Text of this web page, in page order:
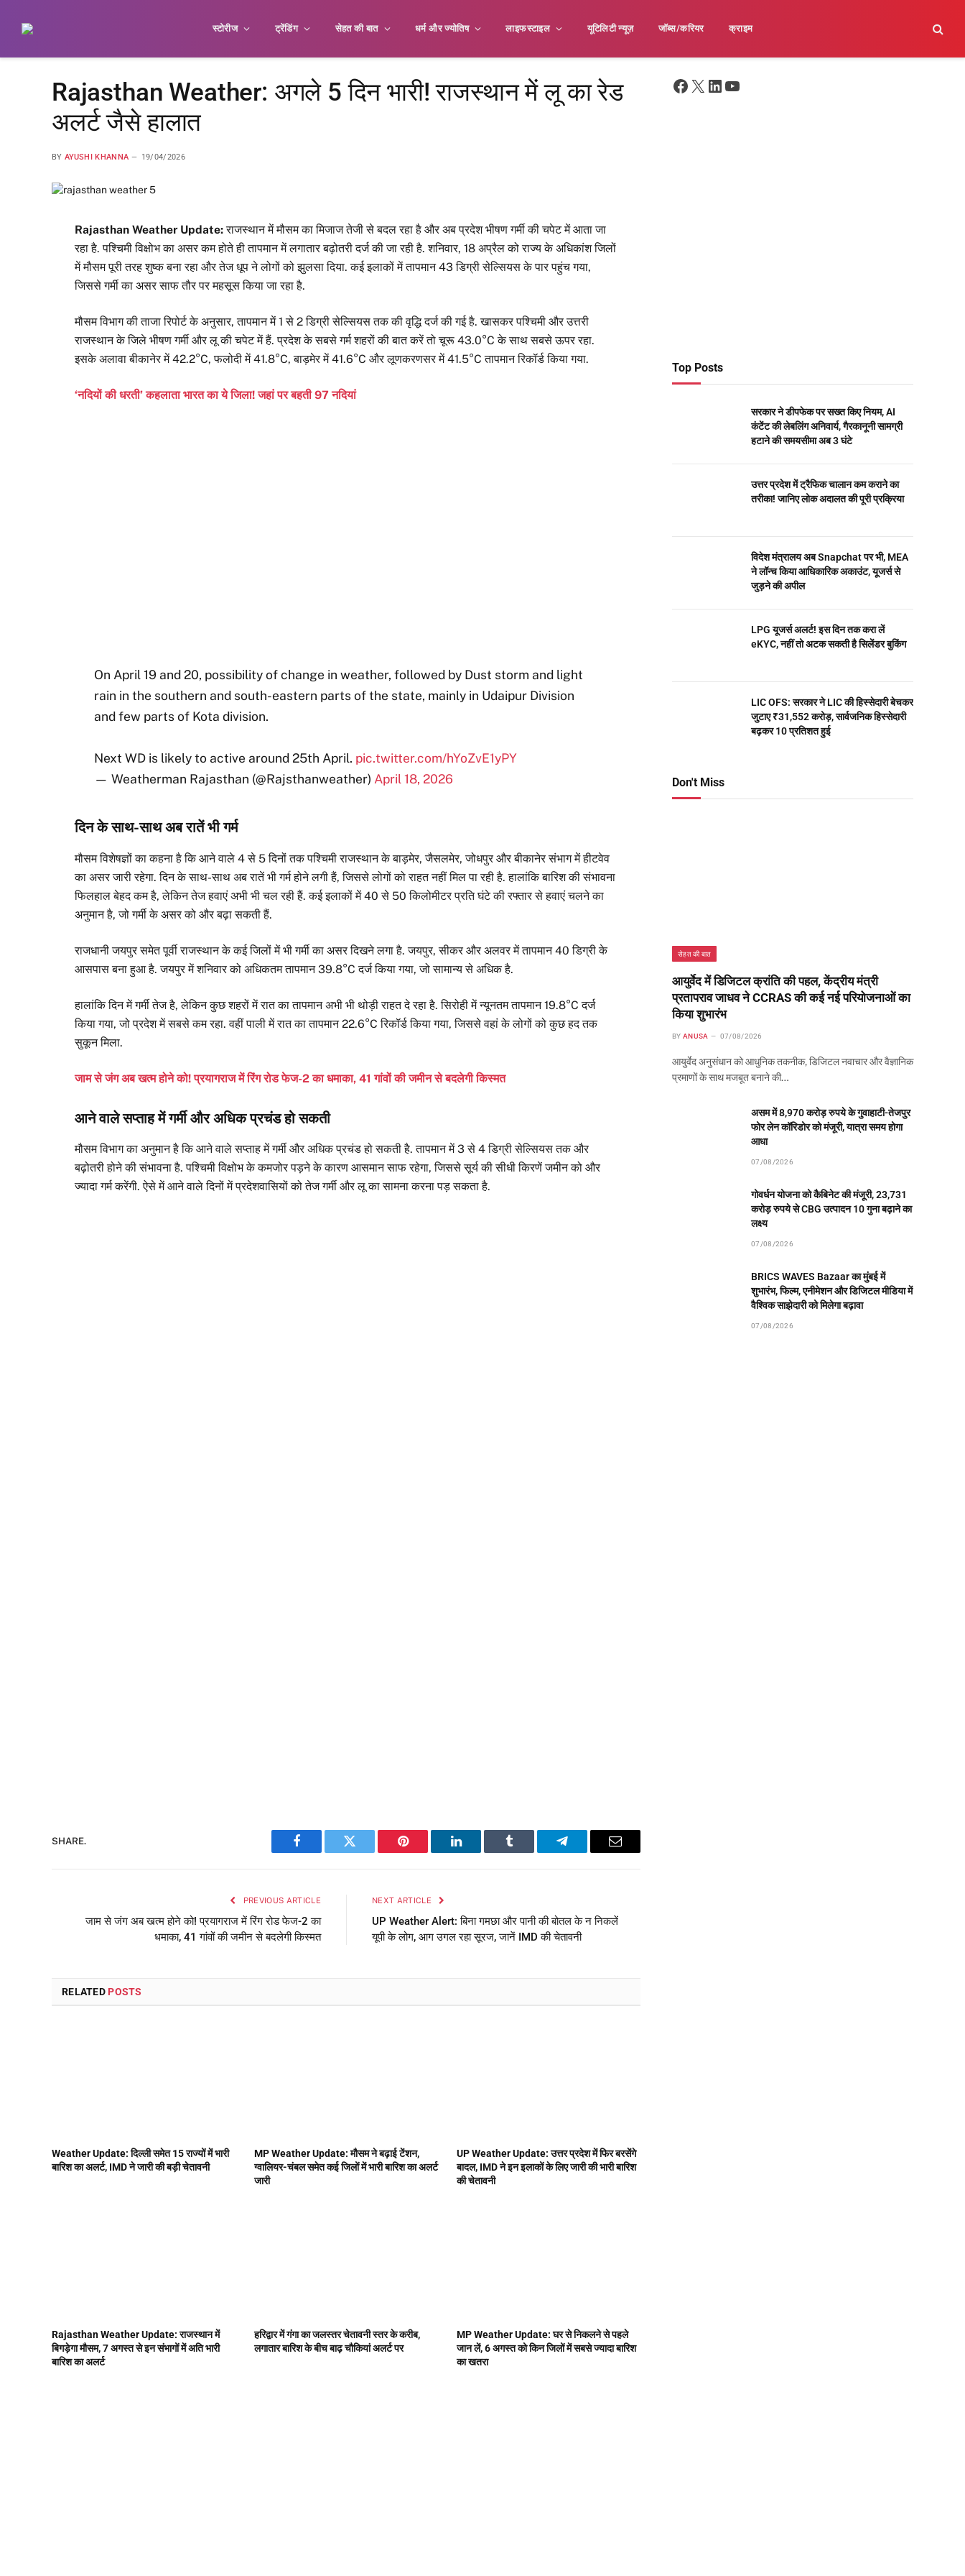
स्टोरीज ट्रेंडिंग सेहत की बात धर्म और ज्योतिष लाइफस्टाइल यूटिलिटी न्यूज़ जॉब्स/करियर क्राइम
Rajasthan Weather: अगले 5 दिन भारी! राजस्थान में लू का रेड
अलर्ट जैसे हालात
BY AYUSHI KHANNA 19/04/2026
Rajasthan Weather Update:राजस्थान में मौसम का मिजाज तेजी से बदल रहा है और अब प्रदेश भीषण गर्मी की चपेट में आता जा
रहा है. पश्चिमी विक्षोभ का असर कम होते ही तापमान में लगातार बढ़ोतरी दर्ज की जा रही है. शनिवार, 18 अप्रैल को राज्य के अधिकांश जिलों
में मौसम पूरी तरह शुष्क बना रहा और तेज धूप ने लोगों को झुलसा दिया. कई इलाकों में तापमान 43 डिग्री सेल्सियस के पार पहुंच गया,
जिससे गर्मी का असर साफ तौर पर महसूस किया जा रहा है.
मौसम विभाग की ताजा रिपोर्ट के अनुसार, तापमान में 1 से 2 डिग्री सेल्सियस तक की वृद्धि दर्ज की गई है. खासकर पश्चिमी और उत्तरी
राजस्थान के जिले भीषण गर्मी और लू की चपेट में हैं. प्रदेश के सबसे गर्म शहरों की बात करें तो चूरू 43.0°C के साथ सबसे ऊपर रहा.
इसके अलावा बीकानेर में 42.2°C, फलोदी में 41.8°C, बाड़मेर में 41.6°C और लूणकरणसर में 41.5°C तापमान रिकॉर्ड किया गया.
‘नदियों की धरती’ कहलाता भारत का ये जिला! जहां पर बहती 97 नदियां
On April 19 and 20, possibility of change in weather, followed by Dust storm and light
rain in the southern and south-eastern parts of the state, mainly in Udaipur Division
and few parts of Kota division.
Next WD is likely to active around 25th April. pic.twitter.com/hYoZvE1yPY
— Weatherman Rajasthan (@Rajsthanweather) April 18, 2026
दिन के साथ-साथ अब रातें भी गर्म
मौसम विशेषज्ञों का कहना है कि आने वाले 4 से 5 दिनों तक पश्चिमी राजस्थान के बाड़मेर, जैसलमेर, जोधपुर और बीकानेर संभाग में हीटवेव
का असर जारी रहेगा. दिन के साथ-साथ अब रातें भी गर्म होने लगी हैं, जिससे लोगों को राहत नहीं मिल पा रही है. हालांकि बारिश की संभावना
फिलहाल बेहद कम है, लेकिन तेज हवाएं अभी भी चल रही हैं. कई इलाकों में 40 से 50 किलोमीटर प्रति घंटे की रफ्तार से हवाएं चलने का
अनुमान है, जो गर्मी के असर को और बढ़ा सकती हैं.
राजधानी जयपुर समेत पूर्वी राजस्थान के कई जिलों में भी गर्मी का असर दिखने लगा है. जयपुर, सीकर और अलवर में तापमान 40 डिग्री के
आसपास बना हुआ है. जयपुर में शनिवार को अधिकतम तापमान 39.8°C दर्ज किया गया, जो सामान्य से अधिक है.
हालांकि दिन में गर्मी तेज है, लेकिन कुछ शहरों में रात का तापमान अभी भी थोड़ी राहत दे रहा है. सिरोही में न्यूनतम तापमान 19.8°C दर्ज
किया गया, जो प्रदेश में सबसे कम रहा. वहीं पाली में रात का तापमान 22.6°C रिकॉर्ड किया गया, जिससे वहां के लोगों को कुछ हद तक
सुकून मिला.
जाम से जंग अब खत्म होने को! प्रयागराज में रिंग रोड फेज-2 का धमाका, 41 गांवों की जमीन से बदलेगी किस्मत
आने वाले सप्ताह में गर्मी और अधिक प्रचंड हो सकती
मौसम विभाग का अनुमान है कि आने वाले सप्ताह में गर्मी और अधिक प्रचंड हो सकती है. तापमान में 3 से 4 डिग्री सेल्सियस तक और
बढ़ोतरी होने की संभावना है. पश्चिमी विक्षोभ के कमजोर पड़ने के कारण आसमान साफ रहेगा, जिससे सूर्य की सीधी किरणें जमीन को और
ज्यादा गर्म करेंगी. ऐसे में आने वाले दिनों में प्रदेशवासियों को तेज गर्मी और लू का सामना करना पड़ सकता है.
SHARE.
Facebook Twitter Pinterest LinkedIn Tumblr Telegram Email
PREVIOUS ARTICLE
जाम से जंग अब खत्म होने को! प्रयागराज में रिंग रोड फेज-2 का
धमाका, 41 गांवों की जमीन से बदलेगी किस्मत
NEXT ARTICLE
UP Weather Alert: बिना गमछा और पानी की बोतल के न निकलें
यूपी के लोग, आग उगल रहा सूरज, जानें IMD की चेतावनी
RELATED POSTS
Weather Update: दिल्ली समेत 15 राज्यों में भारी
बारिश का अलर्ट, IMD ने जारी की बड़ी चेतावनी
MP Weather Update: मौसम ने बढ़ाई टेंशन,
ग्वालियर-चंबल समेत कई जिलों में भारी बारिश का अलर्ट
जारी
UP Weather Update: उत्तर प्रदेश में फिर बरसेंगे
बादल, IMD ने इन इलाकों के लिए जारी की भारी बारिश
की चेतावनी
Rajasthan Weather Update: राजस्थान में
बिगड़ेगा मौसम, 7 अगस्त से इन संभागों में अति भारी
बारिश का अलर्ट
हरिद्वार में गंगा का जलस्तर चेतावनी स्तर के करीब,
लगातार बारिश के बीच बाढ़ चौकियां अलर्ट पर
MP Weather Update: घर से निकलने से पहले
जान लें, 6 अगस्त को किन जिलों में सबसे ज्यादा बारिश
का खतरा
Facebook
X LinkedIn
YouTube
Top Posts
सरकार ने डीपफेक पर सख्त किए नियम, AI
कंटेंट की लेबलिंग अनिवार्य, गैरकानूनी सामग्री
हटाने की समयसीमा अब 3 घंटे
उत्तर प्रदेश में ट्रैफिक चालान कम कराने का
तरीका! जानिए लोक अदालत की पूरी प्रक्रिया
विदेश मंत्रालय अब Snapchat पर भी, MEA
ने लॉन्च किया आधिकारिक अकाउंट, यूजर्स से
जुड़ने की अपील
LPG यूजर्स अलर्ट! इस दिन तक करा लें
eKYC, नहीं तो अटक सकती है सिलेंडर बुकिंग
LIC OFS: सरकार ने LIC की हिस्सेदारी बेचकर
जुटाए ₹31,552 करोड़, सार्वजनिक हिस्सेदारी
बढ़कर 10 प्रतिशत हुई
Don't Miss
सेहत की बात
आयुर्वेद में डिजिटल क्रांति की पहल, केंद्रीय मंत्री
प्रतापराव जाधव ने CCRAS की कई नई परियोजनाओं का
किया शुभारंभ
BY ANUSA 07/08/2026
आयुर्वेद अनुसंधान को आधुनिक तकनीक, डिजिटल नवाचार और वैज्ञानिक
प्रमाणों के साथ मजबूत बनाने की…
असम में 8,970 करोड़ रुपये के गुवाहाटी-तेजपुर
फोर लेन कॉरिडोर को मंजूरी, यात्रा समय होगा
आधा
07/08/2026
गोवर्धन योजना को कैबिनेट की मंजूरी, 23,731
करोड़ रुपये से CBG उत्पादन 10 गुना बढ़ाने का
लक्ष्य
07/08/2026
BRICS WAVES Bazaar का मुंबई में
शुभारंभ, फिल्म, एनीमेशन और डिजिटल मीडिया में
वैश्विक साझेदारी को मिलेगा बढ़ावा
07/08/2026